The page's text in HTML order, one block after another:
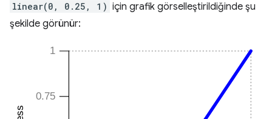
linear(0, 0.25, 1) için grafik görselleştirildiğinde şu
şekilde görünür: